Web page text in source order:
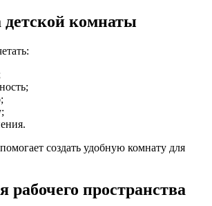
комнаты
создать удобную комнату для
рабочего пространства